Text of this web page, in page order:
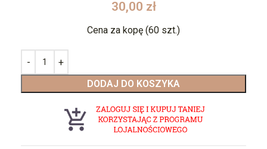
30,00 zł
Cena za kopę (60 szt.)
DODAJ DO KOSZYKA